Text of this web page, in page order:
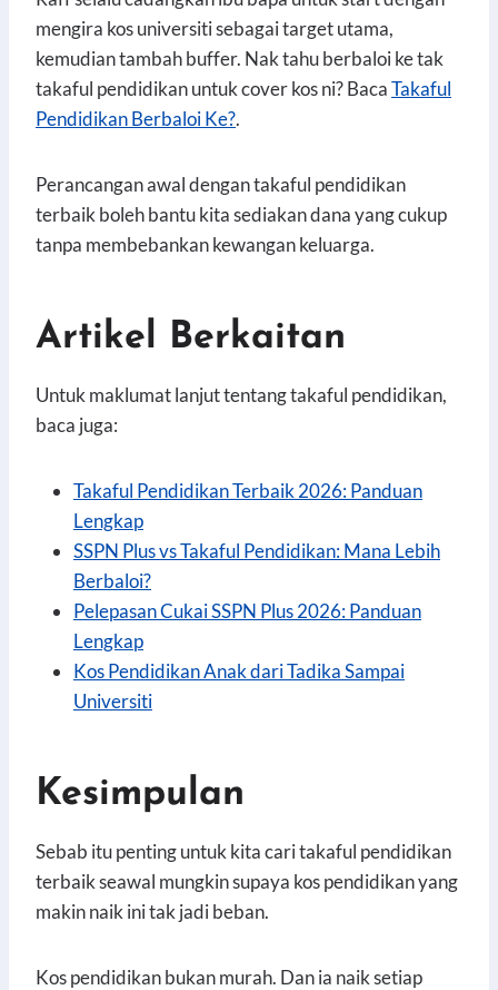
mengira kos universiti sebagai target utama,
kemudian tambah buffer. Nak tahu berbaloi ke tak
takaful pendidikan untuk cover kos ni? BacaTakaful
Pendidikan Berbaloi Ke?.
Perancangan awal dengan takaful pendidikan
terbaik boleh bantu kita sediakan dana yang cukup
tanpa membebankan kewangan keluarga.
Artikel Berkaitan
Untuk maklumat lanjut tentang takaful pendidikan,
baca juga:
Takaful Pendidikan Terbaik 2026: Panduan
Lengkap
SSPN Plus vs Takaful Pendidikan: Mana Lebih
Berbaloi?
Pelepasan Cukai SSPN Plus 2026: Panduan
Lengkap
Kos Pendidikan Anak dari Tadika Sampai
Universiti
Kesimpulan
Sebab itu penting untuk kita cari takaful pendidikan
terbaik seawal mungkin supaya kos pendidikan yang
makin naik ini tak jadi beban.
Kos pendidikan bukan murah. Dan ia naik setiap